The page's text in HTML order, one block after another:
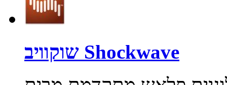
שוקוויב Shockwave